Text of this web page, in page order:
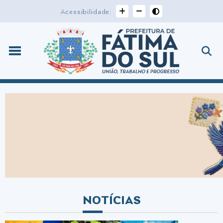
Acessibilidade:
NOTÍCIAS